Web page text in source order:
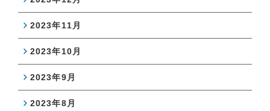
2023年11月
2023年10月
2023年9月
2023年8月